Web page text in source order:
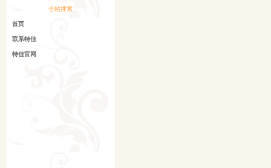
全站搜索
首页
联系特佳
特佳官网